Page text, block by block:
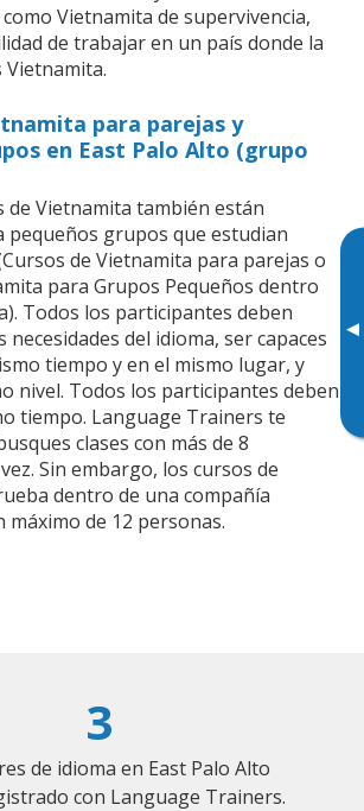
▸
Vietnamita de supervivencia,
de trabajar en un país donde la
Vietnamita.
para parejas y
en East Palo Alto (grupo
de Vietnamita también están
pequeños grupos que estudian
de Vietnamita para parejas o
para Grupos Pequeños dentro
Todos los participantes deben
necesidades del idioma, ser capaces
tiempo y en el mismo lugar, y
nivel. Todos los participantes deben
tiempo. Language Trainers te
clases con más de 8
Sin embargo, los cursos de
dentro de una compañía
de 12 personas.
3
de idioma en East Palo Alto
con Language Trainers.